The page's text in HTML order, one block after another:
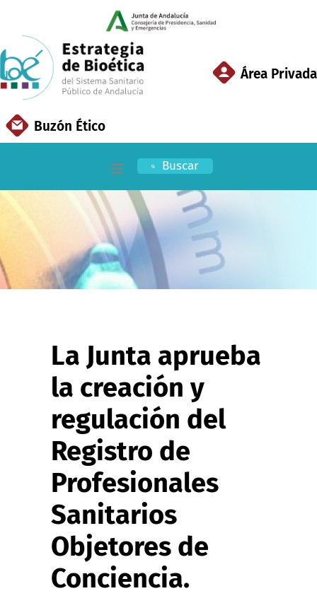
contenido
Área Privada
Buzón Ético
Inicio
EBSSPA
Áreas Clave
Normativa
Contacto
Buscar
La Junta aprueba
la creación y
regulación del
Registro de
Profesionales
Sanitarios
Objetores de
Conciencia.